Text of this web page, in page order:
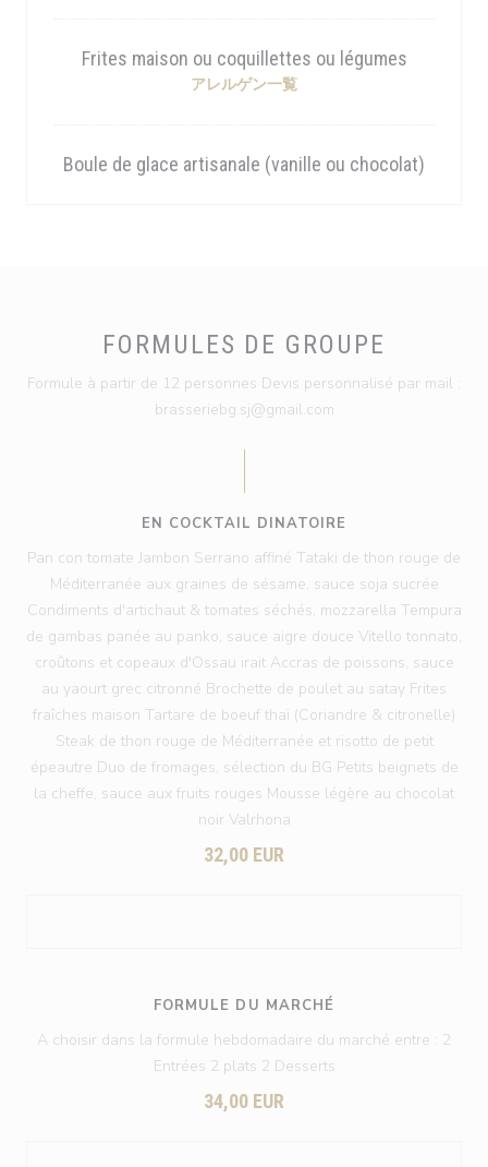
Frites maison ou coquillettes ou légumes
アレルゲン一覧
Boule de glace artisanale (vanille ou chocolat)
FORMULES DE GROUPE
Formule à partir de 12 personnes Devis personnalisé par mail :
brasseriebg.sj@gmail.com
EN COCKTAIL DINATOIRE
Pan con tomate Jambon Serrano affiné Tataki de thon rouge de
Méditerranée aux graines de sésame, sauce soja sucrée
Condiments d'artichaut & tomates séchés, mozzarella Tempura
de gambas panée au panko, sauce aigre douce Vitello tonnato,
croûtons et copeaux d'Ossau irait Accras de poissons, sauce
au yaourt grec citronné Brochette de poulet au satay Frites
fraîches maison Tartare de boeuf thaï (Coriandre & citronelle)
Steak de thon rouge de Méditerranée et risotto de petit
épeautre Duo de fromages, sélection du BG Petits beignets de
la cheffe, sauce aux fruits rouges Mousse légère au chocolat
noir Valrhona
32,00 EUR
FORMULE DU MARCHÉ
A choisir dans la formule hebdomadaire du marché entre : 2
Entrées 2 plats 2 Desserts
34,00 EUR